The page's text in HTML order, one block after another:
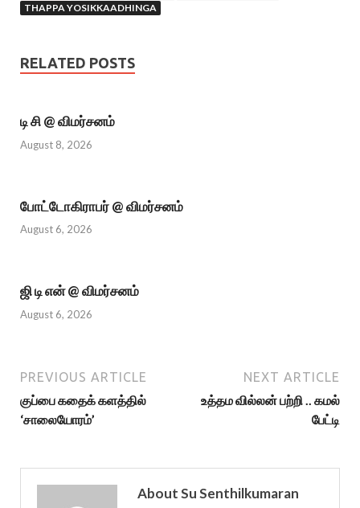
THAPPA YOSIKKAADHINGA
RELATED POSTS
டி சி @ விமர்சனம்
August 8, 2026
போட்டோகிராபர் @ விமர்சனம்
August 6, 2026
ஜி டி என் @ விமர்சனம்
August 6, 2026
PREVIOUS ARTICLE
குப்பை கதைக் களத்தில்
‘சாலையோரம்’
NEXT ARTICLE
உத்தம வில்லன் பற்றி .. கமல்
பேட்டி
About Su Senthilkumaran